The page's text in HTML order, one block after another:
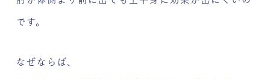
です。
なぜならば、